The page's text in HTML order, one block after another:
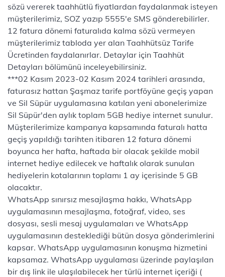
sözü vererek taahhütlü fiyatlardan faydalanmak isteyen
müşterilerimiz, SOZ yazıp 5555'e SMS gönderebilirler.
12 fatura dönemi faturalıda kalma sözü vermeyen
müşterilerimiz tabloda yer alan Taahhütsüz Tarife
Ücretinden faydalanırlar. Detaylar için Taahhüt
Detayları bölümünü inceleyebilirsiniz.
***02 Kasım 2023-02 Kasım 2024 tarihleri arasında,
faturasız hattan Şaşmaz tarife portföyüne geçiş yapan
ve Sil Süpür uygulamasına katılan yeni abonelerimize
Sil Süpür'den aylık toplam 5GB hediye internet sunulur.
Müşterilerimize kampanya kapsamında faturalı hatta
geçiş yapıldığı tarihten itibaren 12 fatura dönemi
boyunca her hafta, haftada bir olacak şekilde mobil
internet hediye edilecek ve haftalık olarak sunulan
hediyelerin kotalarının toplamı 1 ay içerisinde 5 GB
olacaktır.
WhatsApp sınırsız mesajlaşma hakkı, WhatsApp
uygulamasının mesajlaşma, fotoğraf, video, ses
dosyası, sesli mesaj uygulamaları ve WhatsApp
uygulamasının desteklediği bütün dosya gönderimlerini
kapsar. WhatsApp uygulamasının konuşma hizmetini
kapsamaz. WhatsApp uygulaması üzerinde paylaşılan
bir dış link ile ulaşılabilecek her türlü internet içeriği (